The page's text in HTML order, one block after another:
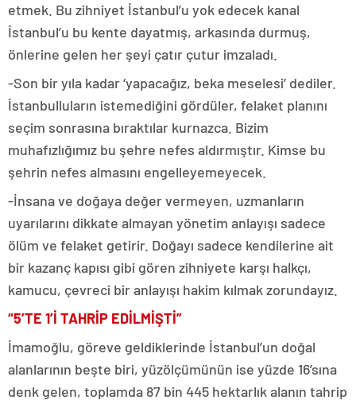
etmek. Bu zihniyet İstanbul’u yok edecek kanal
İstanbul’u bu kente dayatmış, arkasında durmuş,
önlerine gelen her şeyi çatır çutur imzaladı.
-Son bir yıla kadar ‘yapacağız, beka meselesi’ dediler.
İstanbulluların istemediğini gördüler, felaket planını
seçim sonrasına bıraktılar kurnazca. Bizim
muhafızlığımız bu şehre nefes aldırmıştır. Kimse bu
şehrin nefes almasını engelleyemeyecek.
-İnsana ve doğaya değer vermeyen, uzmanların
uyarılarını dikkate almayan yönetim anlayışı sadece
ölüm ve felaket getirir. Doğayı sadece kendilerine ait
bir kazanç kapısı gibi gören zihniyete karşı halkçı,
kamucu, çevreci bir anlayışı hakim kılmak zorundayız.
“5’TE 1’İ TAHRİP EDİLMİŞTİ”
İmamoğlu, göreve geldiklerinde İstanbul’un doğal
alanlarının beşte biri, yüzölçümünün ise yüzde 16’sına
denk gelen, toplamda 87 bin 445 hektarlık alanın tahrip